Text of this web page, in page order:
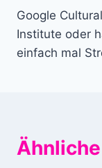
Google Cultural
Institute oder
einfach mal